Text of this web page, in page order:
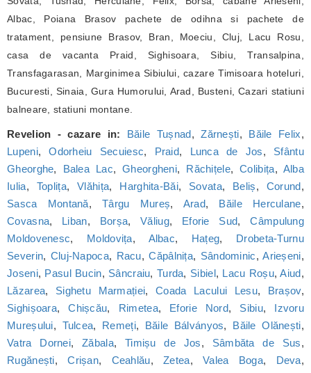
Albac, Poiana Brasov pachete de odihna si pachete de
tratament, pensiune Brasov, Bran, Moeciu, Cluj, Lacu Rosu,
casa de vacanta Praid, Sighisoara, Sibiu, Transalpina,
Transfagarasan, Marginimea Sibiului, cazare Timisoara hoteluri,
Bucuresti, Sinaia, Gura Humorului, Arad, Busteni, Cazari statiuni
balneare, statiuni montane.
Revelion - cazare in: Băile Tușnad,Zărnești, Băile Felix,
Lupeni,Odorheiu Secuiesc, Praid, Lunca de Jos, Sfântu
Gheorghe, Balea Lac,Gheorgheni, Răchițele,Colibița, Alba
Iulia, Toplița,Vlăhița, Harghita-Băi, Sovata, Beliș, Corund,
Sasca Montană,Târgu Mureș, Arad, Băile Herculane,
Covasna, Liban, Borșa,Văliug, Eforie Sud,Câmpulung
Moldovenesc, Moldovița, Albac, Hațeg, Drobeta-Turnu
Severin, Cluj-Napoca, Racu,Căpâlnița, Sândominic,Arieșeni,
Joseni, Pasul Bucin, Sâncraiu, Turda, Sibiel, Lacu Roșu,Aiud,
Lăzarea, Sighetu Marmației,Coada Lacului Lesu, Brașov,
Sighișoara,Chișcău, Rimetea, Eforie Nord, Sibiu, Izvoru
Mureșului, Tulcea, Remeți, Băile Bálványos, Băile Olănești,
Vatra Dornei,Zăbala, Timișu de Jos, Sâmbăta de Sus,
Rugănești,Crișan, Ceahlău,Zetea,Valea Boga, Deva,